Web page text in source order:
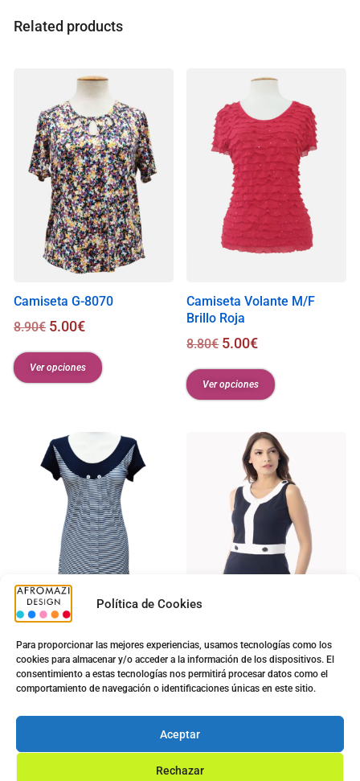
Política de Cookies
Para proporcionar las mejores experiencias, usamos tecnologías como los
cookies para almacenar y/o acceder a la información de los dispositivos. El
consentimiento a estas tecnologías nos permitirá procesar datos como el
comportamiento de navegación o identificaciones únicas en este sitio.
Aceptar
Rechazar
a
Related products
Camiseta G-8070
8.90€ 5.00€
Ver opciones
Camiseta Volante M/F
Brillo Roja
8.80€ 5.00€
Ver opciones
Vestido Diana G-0422433
12.50€ 5.00€
Vestido G-0200067:
Señora 3